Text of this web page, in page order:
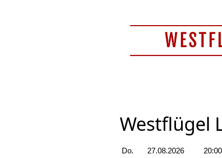
Westflügel
Do. 27.08.2026 20:00